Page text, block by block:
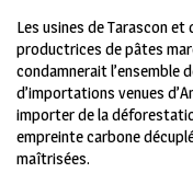
Les usines de Tarascon
productrices de pâtes
condamnerait l’ensemble
d’importations venues
importer de la
empreinte carbone
maîtrisées.